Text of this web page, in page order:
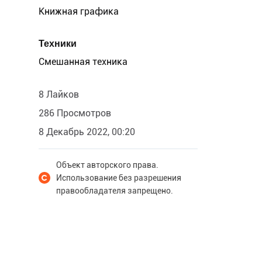
Книжная графика
Техники
Смешанная техника
8 Лайков
286 Просмотров
8 Декабрь 2022, 00:20
Объект авторского права.
Использование без разрешения
правообладателя запрещено.